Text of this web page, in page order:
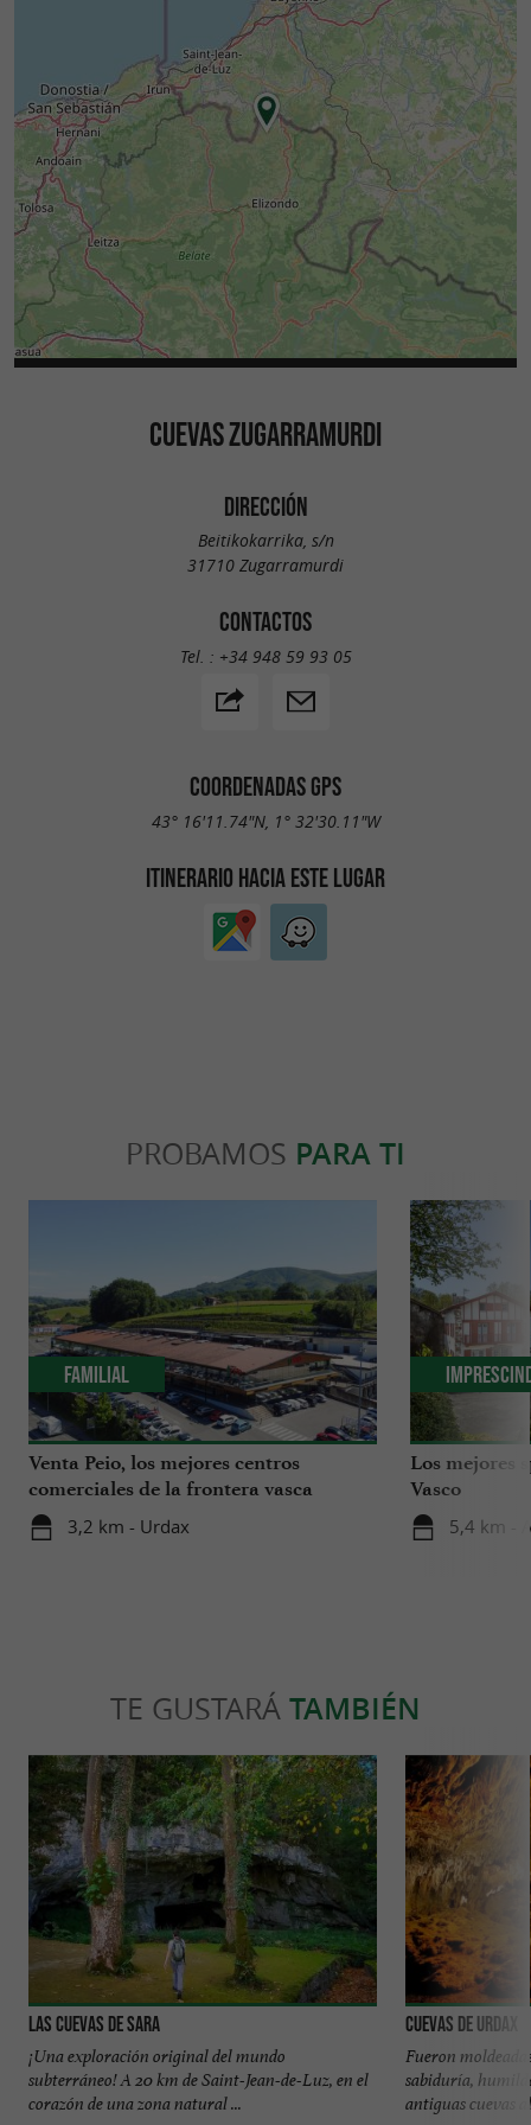
episodios de brujeríaasociados al lugar.
También existenrutas de senderismo por los
bosques y colinas cercanas , así como la
posibilidad de descubrir pequeñas iglesias
rurales
pueblos tradicionales del País Vasco .
Laproximidad a la fronterapermite además
explorar localidades españolas con una
variadaoferta gastronómica y patrimonial .
Descargas:
planocueva.pdf
CUEVAS ZUGARRAMURDI
DIRECCIÓN
Beitikokarrika, s/n
31710 Zugarramurdi
CONTACTOS
Tel. : +34 948 59 93 05
COORDENADAS GPS
43° 16'11.74"N, 1° 32'30.11"W
ITINERARIO HACIA ESTE LUGAR
PROBAMOS PARA TI
Venta Peio, los mejores centros
comerciales de la frontera vasca
3,2 km - Urdax
Familial
Los mejores
Vasco
5,4 km -
TE GUSTARÁ TAMBIÉN
Las Cuevas de Sara
¡Una exploración original del mundo
subterráneo! A 20 km de Saint-Jean-de-Luz, en el
corazón de una zona natural ...
Cuevas de Urdax
Fueron
sabiduría,
antiguas cuevas